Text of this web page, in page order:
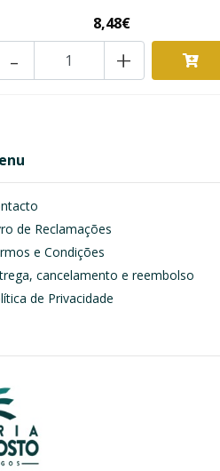
8,48€
+
-
de Reclamações
e Condições
cancelamento e reembolso
de Privacidade